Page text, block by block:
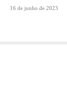
16 de junho de 2023